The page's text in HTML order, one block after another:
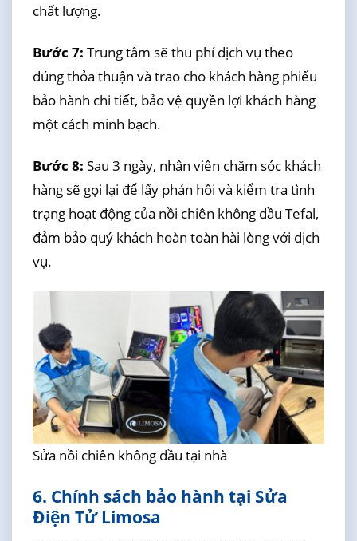
chất lượng.
Bước 7: Trung tâm sẽ thu phí dịch vụ theo
đúng thỏa thuận và trao cho khách hàng phiếu
bảo hành chi tiết, bảo vệ quyền lợi khách hàng
một cách minh bạch.
Bước 8: Sau 3 ngày, nhân viên chăm sóc khách
hàng sẽ gọi lại để lấy phản hồi và kiểm tra tình
trạng hoạt động của nồi chiên không dầu Tefal,
đảm bảo quý khách hoàn toàn hài lòng với dịch
vụ.
Sửa nồi chiên không dầu tại nhà
6. Chính sách bảo hành tại Sửa
Điện Tử Limosa